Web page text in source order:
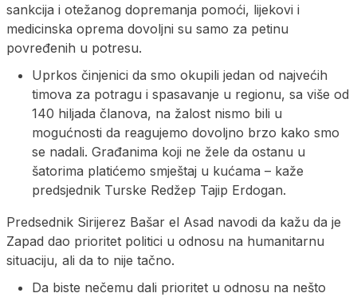
sankcija i otežanog dopremanja pomoći, lijekovi i
medicinska oprema dovoljni su samo za petinu
povređenih u potresu.
Uprkos činjenici da smo okupili jedan od najvećih
timova za potragu i spasavanje u regionu, sa više od
140 hiljada članova, na žalost nismo bili u
mogućnosti da reagujemo dovoljno brzo kako smo
se nadali. Građanima koji ne žele da ostanu u
šatorima platićemo smještaj u kućama – kaže
predsjednik Turske Redžep Tajip Erdogan.
Predsednik Sirijerez Bašar el Asad navodi da kažu da je
Zapad dao prioritet politici u odnosu na humanitarnu
situaciju, ali da to nije tačno.
Da biste nečemu dali prioritet u odnosu na nešto